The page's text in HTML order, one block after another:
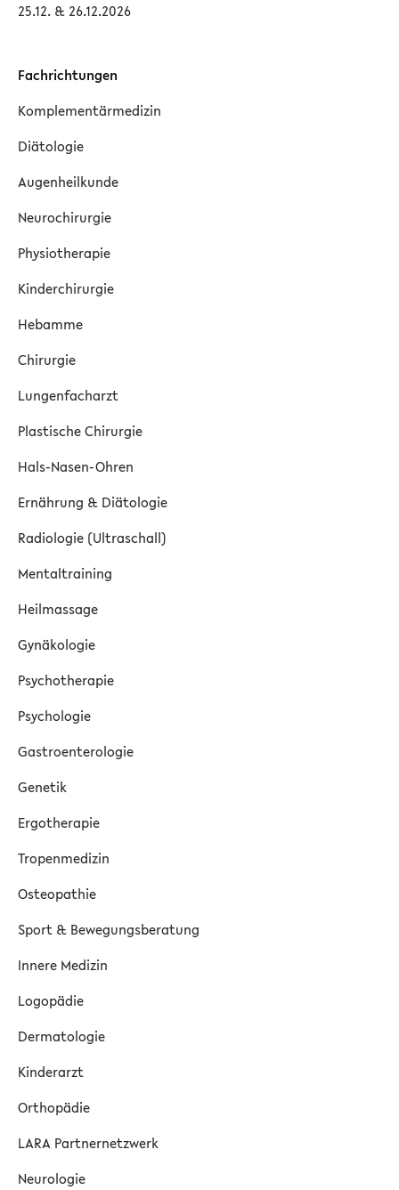
25.12. & 26.12.2026
Fachrichtungen
Komplementärmedizin
Diätologie
Augenheilkunde
Neurochirurgie
Physiotherapie
Kinderchirurgie
Hebamme
Chirurgie
Lungenfacharzt
Plastische Chirurgie
Hals-Nasen-Ohren
Ernährung & Diätologie
Radiologie (Ultraschall)
Mentaltraining
Heilmassage
Gynäkologie
Psychotherapie
Psychologie
Gastroenterologie
Genetik
Ergotherapie
Tropenmedizin
Osteopathie
Sport & Bewegungsberatung
Innere Medizin
Logopädie
Dermatologie
Kinderarzt
Orthopädie
LARA Partnernetzwerk
Neurologie